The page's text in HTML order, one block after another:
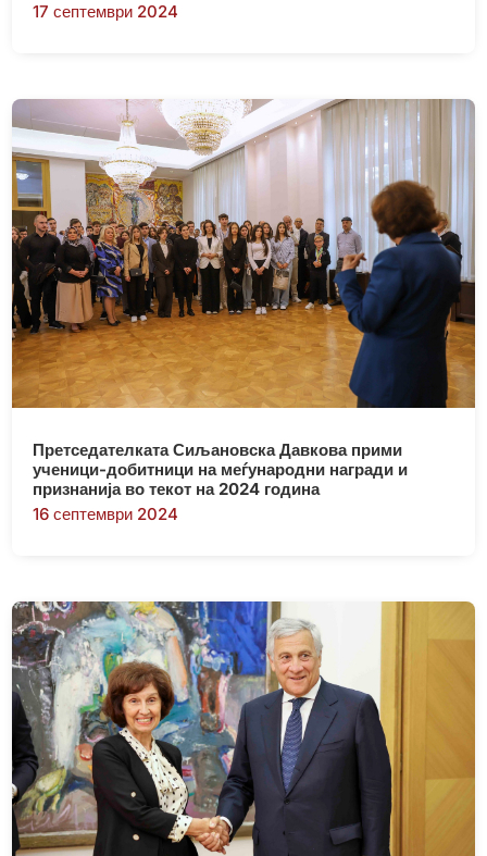
17 септември 2024
Претседателката Сиљановска Давкова прими
ученици-добитници на меѓународни награди и
признанија во текот на 2024 година
16 септември 2024